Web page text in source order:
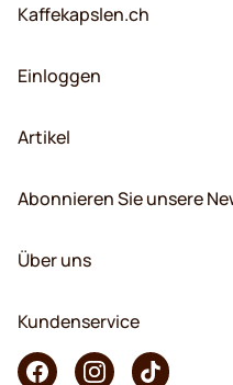
Kaffekapslen.ch
Einloggen
Artikel
Abonnieren Sie unsere
Über uns
Kundenservice